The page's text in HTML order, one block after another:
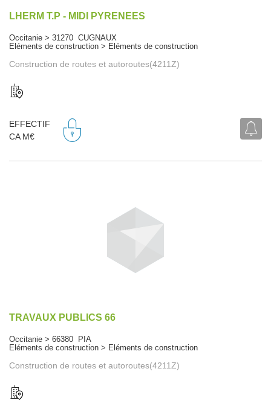
LHERM T.P - MIDI PYRENEES
Occitanie > 31270 CUGNAUX
Eléments de construction > Eléments de construction
Construction de routes et autoroutes(4211Z)
EFFECTIF
CA M€
TRAVAUX PUBLICS 66
Occitanie > 66380 PIA
Eléments de construction > Eléments de construction
Construction de routes et autoroutes(4211Z)